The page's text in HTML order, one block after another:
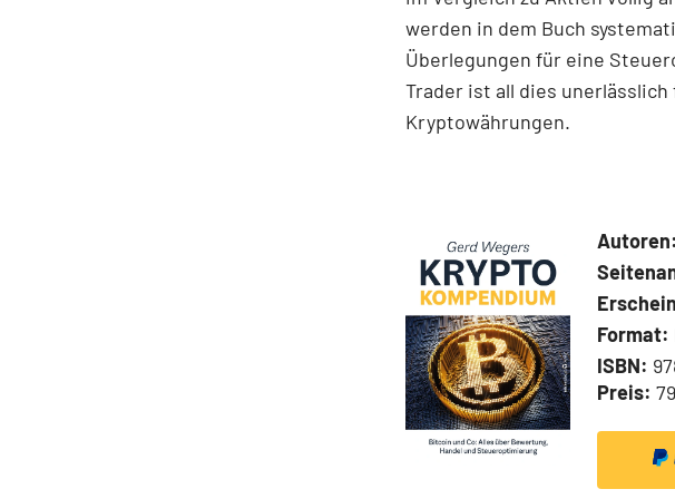
werden in dem Buch
Überlegungen für eine
Trader ist all dies
Kryptowährungen.
Autoren:
Format:
ISBN:
Preis: